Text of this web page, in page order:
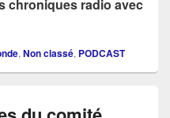
chroniques radio avec
, Non classé, PODCAST